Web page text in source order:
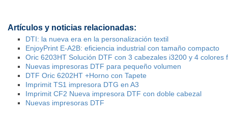
Artículos y noticias relacionadas:
DTI: la nueva era en la personalización textil
EnjoyPrint E-A2B: eficiencia industrial con tamaño compacto
Oric 6203HT Solución DTF con 3 cabezales i3200 y 4 colores
Nuevas impresoras DTF para pequeño volumen
DTF Oric 6202HT +Horno con Tapete
Imprimit TS1 impresora DTG en A3
Imprimit CF2 Nueva impresora DTF con doble cabezal
Nuevas impresoras DTF